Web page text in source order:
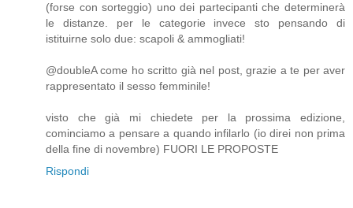
(forse con sorteggio) uno dei partecipanti che determinerà
le distanze. per le categorie invece sto pensando di
istituirne solo due: scapoli & ammogliati!
@doubleA come ho scritto già nel post, grazie a te per aver
rappresentato il sesso femminile!
visto che già mi chiedete per la prossima edizione,
cominciamo a pensare a quando infilarlo (io direi non prima
della fine di novembre) FUORI LE PROPOSTE
Rispondi